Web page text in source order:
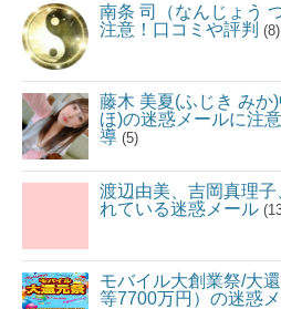
南条 司（なんじょう
注意！口コミや評判 (8)
藤木 美夏(ふじき みか
ほ)の迷惑メールに注
導 (5)
渡辺由美、吉岡真理
れている迷惑メール
モバイル大創業祭/大
等7700万円）の迷惑